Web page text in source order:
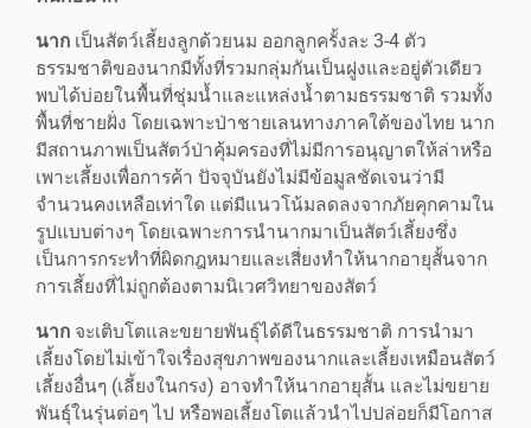
นาก เป็นสัตว์เลี้ยงลูกด้วยนม ออกลูกครั้งละ 3-4 ตัว
ธรรมชาติของนากมีทั้งที่รวมกลุ่มกันเป็นฝูงและอยู่ตัวเดียว
พบได้บ่อยในพื้นที่ชุ่มน้ำและแหล่งน้ำตามธรรมชาติ รวมทั้ง
พื้นที่ชายฝั่ง โดยเฉพาะป่าชายเลนทางภาคใต้ของไทย นาก
มีสถานภาพเป็นสัตว์ป่าคุ้มครองที่ไม่มีการอนุญาตให้ล่าหรือ
เพาะเลี้ยงเพื่อการค้า ปัจจุบันยังไม่มีข้อมูลชัดเจนว่ามี
จำนวนคงเหลือเท่าใด แต่มีแนวโน้มลดลงจากภัยคุกคามใน
รูปแบบต่างๆ โดยเฉพาะการนำนากมาเป็นสัตว์เลี้ยงซึ่ง
เป็นการกระทำที่ผิดกฎหมายและเสี่ยงทำให้นากอายุสั้นจาก
การเลี้ยงที่ไม่ถูกต้องตามนิเวศวิทยาของสัตว์
นาก จะเติบโตและขยายพันธุ์ได้ดีในธรรมชาติ การนำมา
เลี้ยงโดยไม่เข้าใจเรื่องสุขภาพของนากและเลี้ยงเหมือนสัตว์
เลี้ยงอื่นๆ (เลี้ยงในกรง) อาจทำให้นากอายุสั้น และไม่ขยาย
พันธุ์ในรุ่นต่อๆ ไป หรือพอเลี้ยงโตแล้วนำไปปล่อยก็มีโอกาส